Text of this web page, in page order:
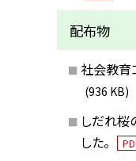
配布物
社会教育
(936 KB)
しだれ桜
した。